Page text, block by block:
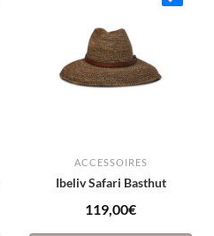
ACCESSOIRES
Ibeliv Safari Basthut
119,00€